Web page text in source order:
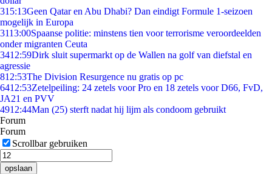
315:13Geen Qatar en Abu Dhabi? Dan eindigt Formule 1-seizoen
mogelijk in Europa
3113:00Spaanse politie: minstens tien voor terrorisme veroordeelden
onder migranten Ceuta
3412:59Dirk sluit supermarkt op de Wallen na golf van diefstal en
agressie
812:53The Division Resurgence nu gratis op pc
6412:53Zetelpeiling: 24 zetels voor Pro en 18 zetels voor D66, FvD,
JA21 en PVV
4912:44Man (25) sterft nadat hij lijm als condoom gebruikt
Forum
Forum
Scrollbar gebruiken
opslaan